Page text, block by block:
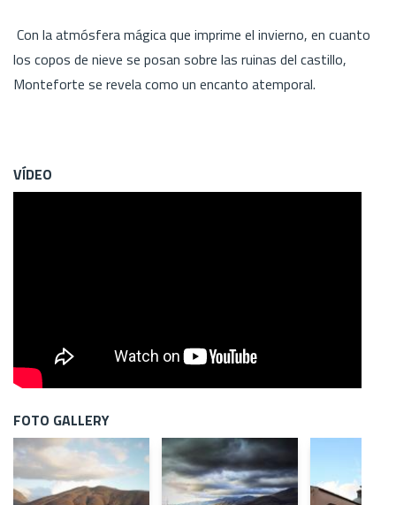
Con la atmósfera mágica que imprime el invierno, en cuanto
los copos de nieve se posan sobre las ruinas del castillo,
Monteforte se revela como un encanto atemporal.
VÍDEO
FOTO GALLERY